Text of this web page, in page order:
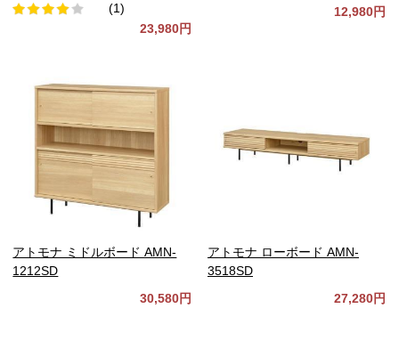
(1)
23,980円
12,980円
アトモナ ミドルボード AMN-
1212SD
30,580円
アトモナ ローボード AMN-
3518SD
27,280円